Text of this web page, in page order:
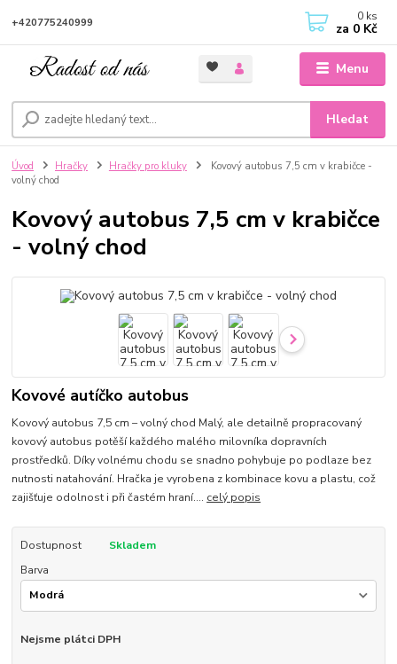
Menu
Hledat
+420775240999 0 ks
za 0 Kč
Úvod Hračky Hračky pro kluky
Kovový autobus 7,5 cm v krabičce -
volný chod
Kovový autobus 7,5 cm v krabičce
- volný chod
Kovové autíčko autobus
Kovový autobus 7,5 cm – volný chod Malý, ale detailně propracovaný
kovový autobus potěší každého malého milovníka dopravních
prostředků. Díky volnému chodu se snadno pohybuje po podlaze bez
nutnosti natahování. Hračka je vyrobena z kombinace kovu a plastu, což
zajišťuje odolnost i při častém hraní.... celý popis
Dostupnost
Skladem
Barva
Nejsme plátci DPH